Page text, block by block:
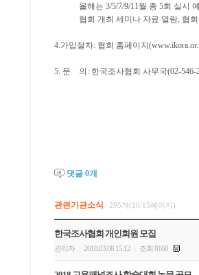
올해는 3/5/7/9/11월 총 5회 실시 예
협회 개최 세미나 자료 열람, 협회
4.가입절차: 협회 홈페이지
5. 문 의: 한국조사협회 사무국(02-546-
댓글 0개
관련기관소식 295개(10/15페이지)
한국조사협회 개인회원 모집
관리자 2018.03.08 15:12 조회 8160